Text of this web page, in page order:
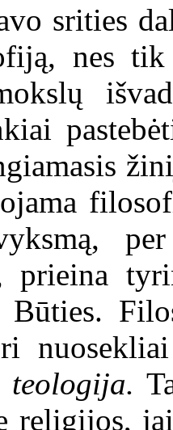
srities
nes
prieina
Būties.
teologija.
religijos,